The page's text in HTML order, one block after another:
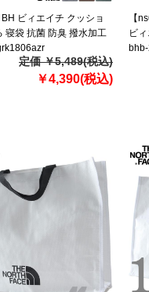
BH ビィエイチ クッショ
寝袋 抗菌 防臭 撥水加工
定価 ￥5,489(税込)
￥4,390(税込)
【
ビ